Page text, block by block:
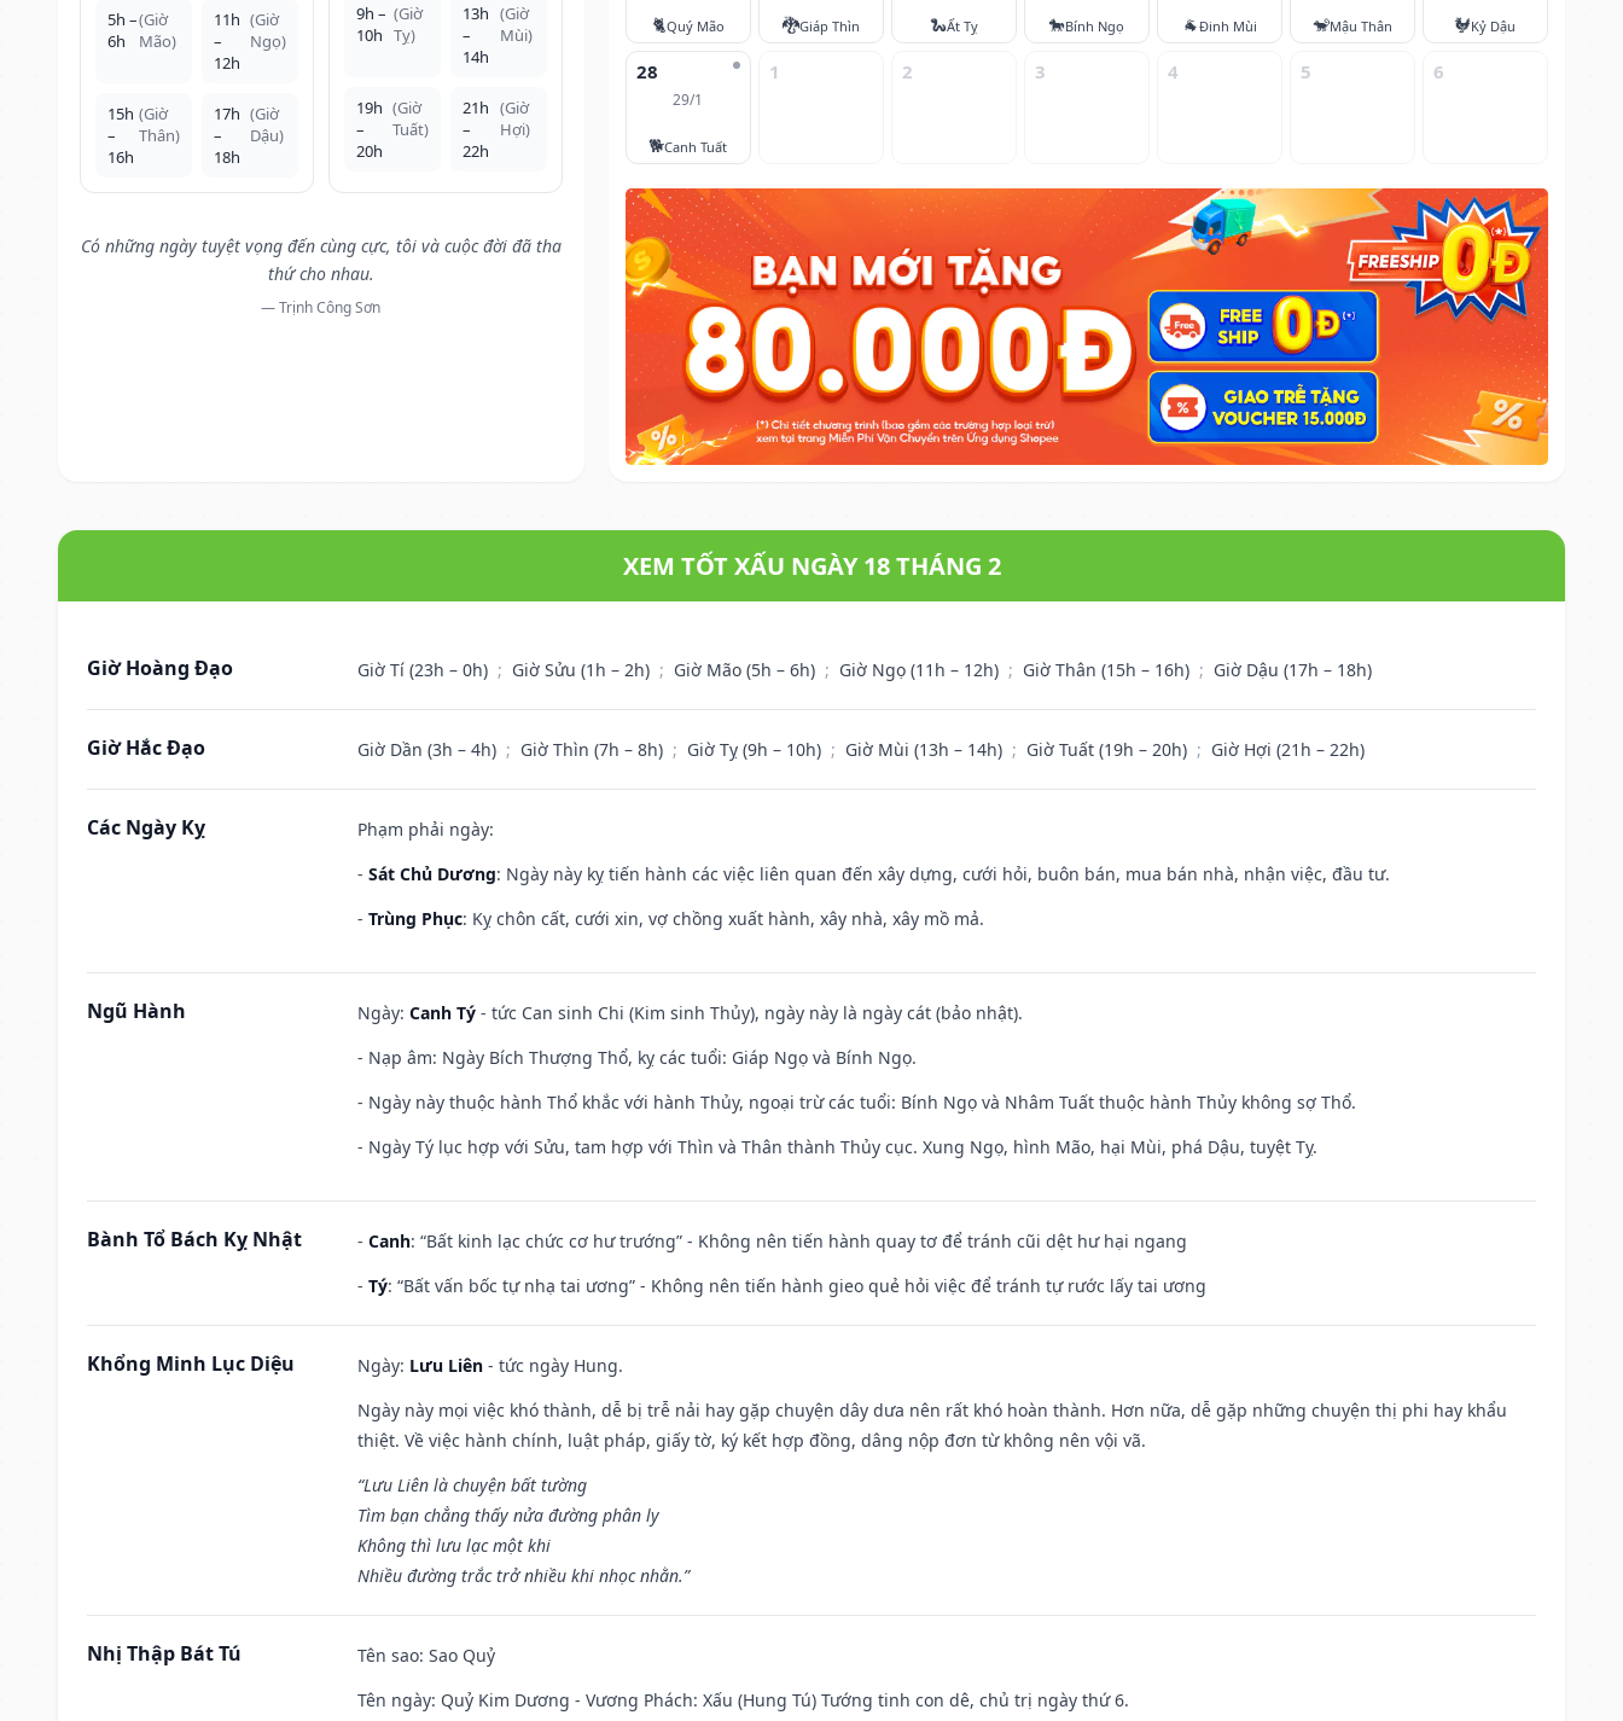
5h –
6h
(Giờ
Mão)
11h
–
12h
(Giờ
Ngọ)
15h
–
16h
(Giờ
Thân)
17h
–
18h
(Giờ
Dậu)
9h –
10h
(Giờ
Tỵ)
13h
–
14h
(Giờ
Mùi)
19h
–
20h
(Giờ
Tuất)
21h
–
22h
(Giờ
Hợi)
Có những ngày tuyệt vọng đến cùng cực, tôi và cuộc đời đã tha
thứ cho nhau.
— Trịnh Công Sơn
🐈Quý Mão 🐉Giáp Thìn 🐍Ất Tỵ 🐎Bính Ngọ 🐐Đinh Mùi 🐒Mậu Thân 🐓Kỷ Dậu
28
29/1
🐕Canh Tuất
1 2 3 4 5 6
XEM TỐT XẤU NGÀY 18 THÁNG 2
Giờ Hoàng Đạo Giờ Tí (23h – 0h) ; Giờ Sửu (1h – 2h) ; Giờ Mão (5h – 6h) ; Giờ Ngọ (11h – 12h) ; Giờ Thân (15h – 16h) ; Giờ Dậu (17h – 18h)
Giờ Hắc Đạo Giờ Dần (3h – 4h) ; Giờ Thìn (7h – 8h) ; Giờ Tỵ (9h – 10h) ; Giờ Mùi (13h – 14h) ; Giờ Tuất (19h – 20h) ; Giờ Hợi (21h – 22h)
Các Ngày Kỵ
Phạm phải ngày:
- Sát Chủ Dương: Ngày này kỵ tiến hành các việc liên quan đến xây dựng, cưới hỏi, buôn bán, mua bán nhà, nhận việc, đầu tư.
- Trùng Phục: Kỵ chôn cất, cưới xin, vợ chồng xuất hành, xây nhà, xây mồ mả.
Ngũ Hành Ngày: Canh Tý - tức Can sinh Chi (Kim sinh Thủy), ngày này là ngày cát (bảo nhật).
- Nạp âm: Ngày Bích Thượng Thổ, kỵ các tuổi: Giáp Ngọ và Bính Ngọ.
- Ngày này thuộc hành Thổ khắc với hành Thủy, ngoại trừ các tuổi: Bính Ngọ và Nhâm Tuất thuộc hành Thủy không sợ Thổ.
- Ngày Tý lục hợp với Sửu, tam hợp với Thìn và Thân thành Thủy cục. Xung Ngọ, hình Mão, hại Mùi, phá Dậu, tuyệt Tỵ.
Bành Tổ Bách Kỵ Nhật - Canh: “Bất kinh lạc chức cơ hư trướng” - Không nên tiến hành quay tơ để tránh cũi dệt hư hại ngang
- Tý: “Bất vấn bốc tự nhạ tai ương” - Không nên tiến hành gieo quẻ hỏi việc để tránh tự rước lấy tai ương
Khổng Minh Lục Diệu Ngày: Lưu Liên - tức ngày Hung.
Ngày này mọi việc khó thành, dễ bị trễ nải hay gặp chuyện dây dưa nên rất khó hoàn thành. Hơn nữa, dễ gặp những chuyện thị phi hay khẩu
thiệt. Về việc hành chính, luật pháp, giấy tờ, ký kết hợp đồng, dâng nộp đơn từ không nên vội vã.
“Lưu Liên là chuyện bất tường
Tìm bạn chẳng thấy nửa đường phân ly
Không thì lưu lạc một khi
Nhiều đường trắc trở nhiều khi nhọc nhằn.”
Nhị Thập Bát Tú Tên sao: Sao Quỷ
Tên ngày: Quỷ Kim Dương - Vương Phách: Xấu (Hung Tú) Tướng tinh con dê, chủ trị ngày thứ 6.